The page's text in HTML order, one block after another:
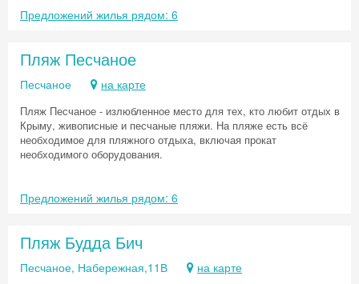
Предложений жилья рядом: 6
Пляж Песчаное
Песчаное на карте
Пляж Песчаное - излюбленное место для тех, кто любит отдых в
Крыму, живописные и песчаные пляжи. На пляже есть всё
необходимое для пляжного отдыха, включая прокат
необходимого оборудования.
Предложений жилья рядом: 6
Пляж Будда Бич
Песчаное, Набережная,11В на карте